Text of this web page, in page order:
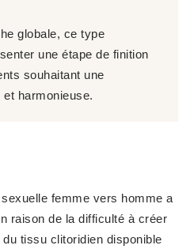
globale, ce type
une étape de finition
souhaitant une
harmonieuse.
femme vers homme a
raison de la difficulté à créer
tissu clitoridien disponible